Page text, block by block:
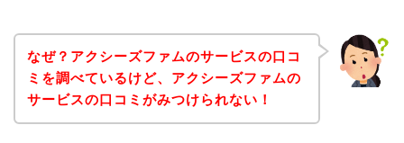
なぜ？アクシーズファムのサービスの口コ
ミを調べているけど、アクシーズファムの
サービスの口コミがみつけられない！